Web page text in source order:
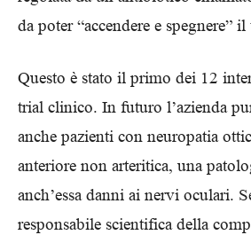
da poter “accendere e spegnere”
Questo è stato il primo dei 12
trial clinico. In futuro l’azienda
anche pazienti con neuropatia
anteriore non arteritica, una
anch’essa danni ai nervi oculari.
responsabile scientifica della